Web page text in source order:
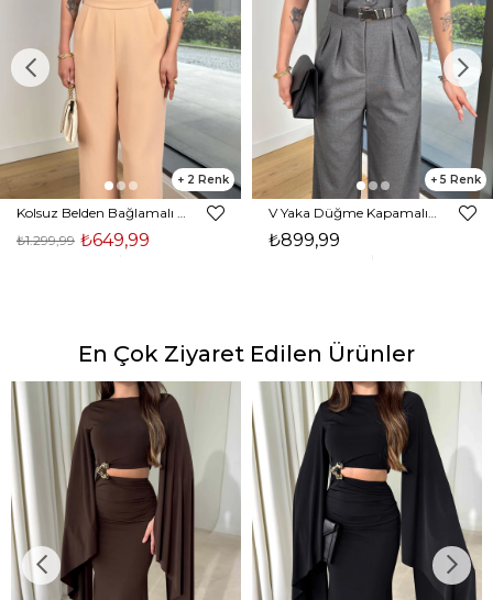
2
₺649,99
₺1.299,99
5
₺899,99
En Çok Ziyaret Edilen Ürünler